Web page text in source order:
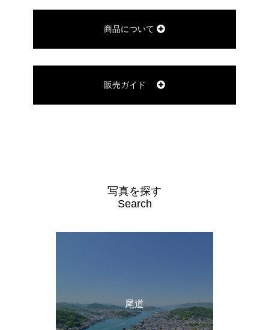
商品について
販売ガイド
写真を探す
Search
尾道